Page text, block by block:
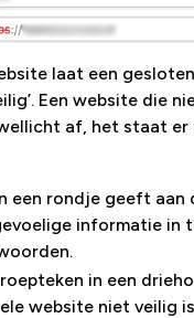
laat een
Een website die
af, het staat
in een rondje geeft
informatie in
in een
website niet veilig